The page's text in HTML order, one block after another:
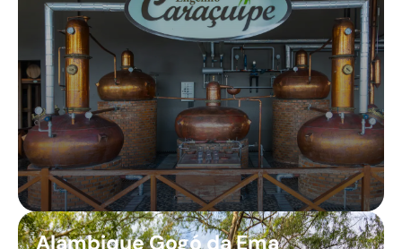
Alambique Gogó da Ema